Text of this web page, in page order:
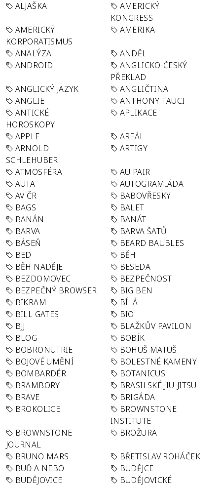
ALJAŠKA
AMERICKÝ
KONGRESS
AMERICKÝ
KORPORATISMUS
AMERIKA
ANALÝZA
ANDĚL
ANDROID
ANGLICKO-ČESKÝ
PŘEKLAD
ANGLICKÝ JAZYK
ANGLIČTINA
ANGLIE
ANTHONY FAUCI
ANTICKÉ
HOROSKOPY
APLIKACE
APPLE
AREÁL
ARNOLD
SCHLEHUBER
ARTIGY
ATMOSFÉRA
AU PAIR
AUTA
AUTOGRAMIÁDA
AV ČR
BABOVŘESKY
BAGS
BALET
BANÁN
BANÁT
BARVA
BARVA ŠATŮ
BÁSEŇ
BEARD BAUBLES
BED
BĚH
BĚH NADĚJE
BESEDA
BEZDOMOVEC
BEZPEČNOST
BEZPEČNÝ BROWSER
BIG BEN
BIKRAM
BÍLÁ
BILL GATES
BIO
BJJ
BLAŽKŮV PAVILON
BLOG
BOBÍK
BOBRONUTRIE
BOHUŠ MATUŠ
BOJOVÉ UMĚNÍ
BOLESTNÉ KAMENY
BOMBARDÉR
BOTANICUS
BRAMBORY
BRASILSKÉ JIU-JITSU
BRAVE
BRIGÁDA
BROKOLICE
BROWNSTONE
INSTITUTE
BROWNSTONE
JOURNAL
BROŽURA
BRUNO MARS
BŘETISLAV ROHÁČEK
BUĎ A NEBO
BUDĚJCE
BUDĚJOVICE
BUDĚJOVICKÉ